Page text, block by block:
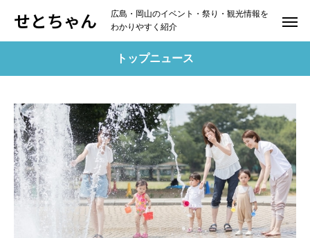
せとちゃん
広島・岡山のイベント・祭り・観光情報を
わかりやすく紹介
トップニュース